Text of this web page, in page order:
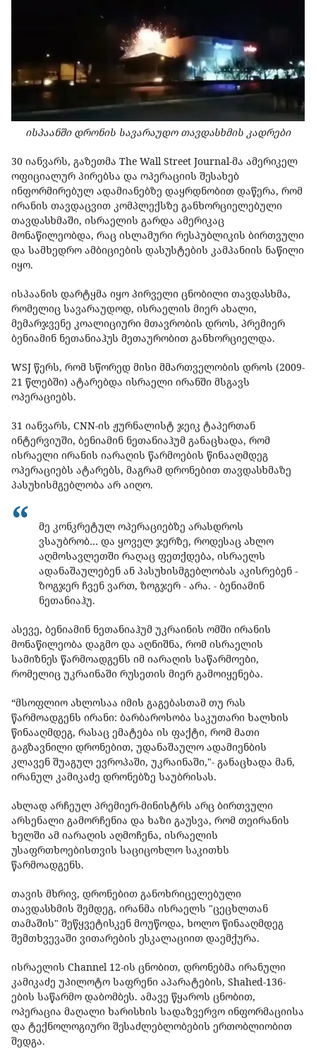
ისპაანში დრონის სავარაუდო თავდასხმის კადრები
30 იანვარს, გაზეთმა The Wall Street Journal-მა ამერიკელ
ოფიციალურ პირებსა და ოპერაციის შესახებ
ინფორმირებულ ადამიანებზე დაყრდნობით დაწერა, რომ
ირანის თავდაცვით კომპლექსზე განხორციელებული
თავდასხმაში, ისრაელის გარდა ამერიკაც
მონაწილეობდა, რაც ისლამური რესპუბლიკის ბირთვული
და სამხედრო ამბიციების დასუსტების კამპანიის ნაწილი
იყო.
ისპაანის დარტყმა იყო პირველი ცნობილი თავდასხმა,
რომელიც სავარაუდოდ, ისრაელის მიერ ახალი,
მემარჯვენე კოალიციური მთავრობის დროს, პრემიერ
ბენიამინ ნეთანიაჰუს მეთაურობით განხორციელდა.
WSJ წერს, რომ სწორედ მისი მმართველობის დროს (2009-
21 წლებში) ატარებდა ისრაელი ირანში მსგავს
ოპერაციებს.
31 იანვარს, CNN-ის ჟურნალისტ ჯეიკ ტაპერთან
ინტერვიუში, ბენიამინ ნეთანიაჰუმ განაცხადა, რომ
ისრაელი ირანის იარაღის წარმოების წინააღმდეგ
ოპერაციებს ატარებს, მაგრამ დრონებით თავდასხმაზე
პასუხისმგებლობა არ აიღო.
მე კონკრეტულ ოპერაციებზე არასდროს
ვსაუბრობ… და ყოველ ჯერზე, როდესაც ახლო
აღმოსავლეთში რაღაც ფეთქდება, ისრაელს
ადანაშაულებენ ან პასუხისმგებლობას აკისრებენ -
ზოგჯერ ჩვენ ვართ, ზოგჯერ - არა. - ბენიამინ
ნეთანიაჰუ.
ასევე, ბენიამინ ნეთანიაჰუმ უკრაინის ომში ირანის
მონაწილეობა დაგმო და აღნიშნა, რომ ისრაელის
სამიზნეს წარმოადგენს იმ იარაღის საწარმოები,
რომელიც უკრაინაში რუსეთის მიერ გამოიყენება.
“მსოფლიო ახლოსაა იმის გაგებასთამ თუ რას
წარმოადგენს ირანი: ბარბაროსობა საკუთარი ხალხის
წინააღმდეგ, რასაც ემატება ის ფაქტი, რომ მათი
გაგზავნილი დრონებით, უდანაშაულო ადამიენბის
კლავენ შუაგულ ევროპაში, უკრაინაში,"- განაცხადა მან,
ირანულ კამიკაძე დრონებზე საუბრისას.
ახლად არჩეულ პრემიერ-მინისტრს არც ბირთვული
არსენალი გამორჩენია და ხაზი გაუსვა, რომ თეირანის
ხელში ამ იარაღის აღმოჩენა, ისრაელის
უსაფრთხოებისთვის საციცოხლო საკითხს
წარმოადგენს.
თავის მხრივ, დრონებით განოხრიცელებული
თავდასხმის შემდეგ, ირანმა ისრაელს "ცეცხლთან
თამაშის" შეწყვეტისკენ მოუწოდა, ხოლო წინააღმდეგ
შემთხვევაში ვითარების ესკალაციით დაემქურა.
ისრაელის Channel 12-ის ცნობით, დრონებმა ირანული
კამიკაძე უპილოტო საფრენი აპარატების, Shahed-136-
ების საწარმო დაბომბეს. ამავე წყაროს ცნობით,
ოპერაცია მაღალი ხარისხის სადაზვერვო ინფორმაციისა
და ტექნოლოგიური შესაძლებლობების ერთობლიობით
შედგა.